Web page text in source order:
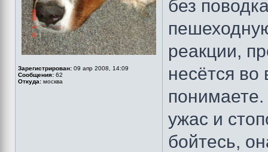
Зарегистрирован: 09 апр 2008, 14:09
Сообщения: 62
Откуда: москва
без
реакции,
несётся
ужас и
бойтесь,